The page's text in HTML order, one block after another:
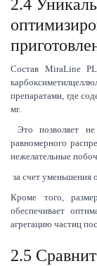
2.4
Состав MiraLine
препаратами, где
мг.
Это позволяет
равномерного
нежелательные
за счет уменьшения
Кроме того,
обеспечивает
агрегацию частиц
2.5